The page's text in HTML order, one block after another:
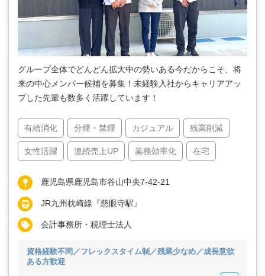
グループ全体でどんどん拡大中の勢いある今だからこそ、将
来の中心メンバー候補を募集！未経験入社からキャリアアッ
プした先輩も数多く活躍しています！
有給消化 分煙・禁煙 カジュアル 残業削減
女性活躍 連続売上UP 業務効率化 在宅
鹿児島県鹿児島市谷山中央7-42-21
JR九州枕崎線『慈眼寺駅』
会計事務所・税理士法人
資格経験不問／フレックスタイム制／残業少なめ／成長意欲
ある方歓迎